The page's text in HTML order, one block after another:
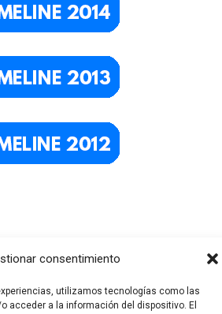
consentimiento
utilizamos tecnologías como las
acceder a la información del dispositivo. El